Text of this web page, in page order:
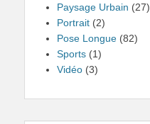
Paysage Urbain (27)
Portrait (2)
Pose Longue (82)
Sports (1)
Vidéo (3)